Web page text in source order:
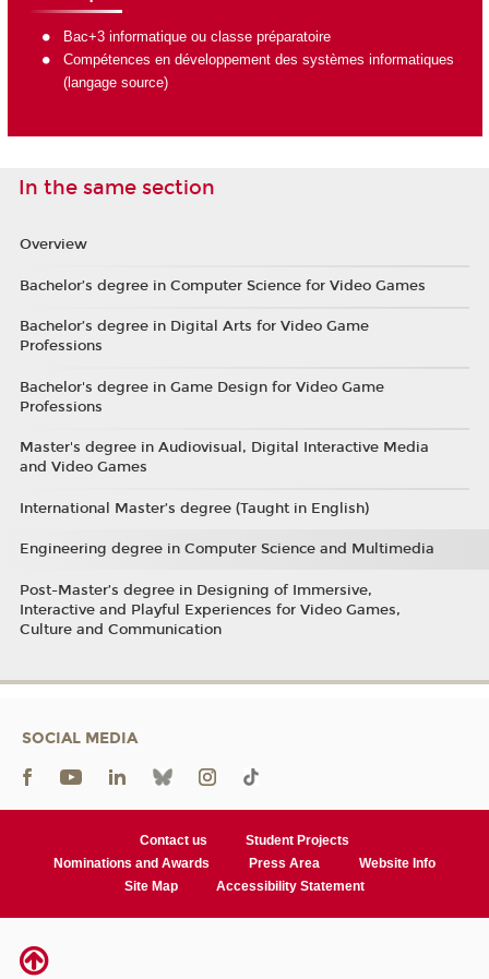
Bac+3 informatique ou classe préparatoire
Compétences en développement des systèmes informatiques
(langage source)
In the same section
Overview
Bachelor’s degree in Computer Science for Video Games
Bachelor’s degree in Digital Arts for Video Game
Professions
Bachelor's degree in Game Design for Video Game
Professions
Master's degree in Audiovisual, Digital Interactive Media
and Video Games
International Master’s degree (Taught in English)
Engineering degree in Computer Science and Multimedia
Post-Master’s degree in Designing of Immersive,
Interactive and Playful Experiences for Video Games,
Culture and Communication
SOCIAL MEDIA
Contact us
Student Projects
Nominations and Awards
Press Area
Website Info
Site Map
Accessibility Statement